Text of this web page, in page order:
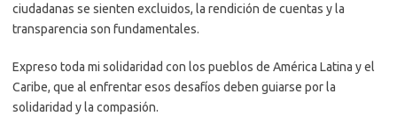
ciudadanas se sienten excluidos, la rendición de cuentas y la
transparencia son fundamentales.
Expreso toda mi solidaridad con los pueblos de América Latina y el
Caribe, que al enfrentar esos desafíos deben guiarse por la
solidaridad y la compasión.